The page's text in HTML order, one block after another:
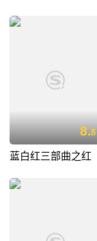
8.8
蓝白红三部曲之红